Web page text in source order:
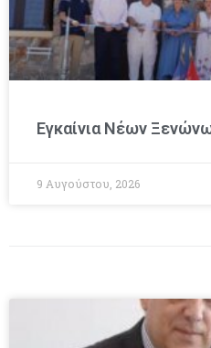
Εγκαίνια Νέων
9 Αυγούστου, 2026